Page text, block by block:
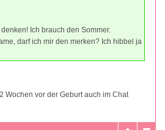
Ich brauch den Sommer.
darf ich mir den merken? Ich hibbel ja
Wochen vor der Geburt auch im Chat